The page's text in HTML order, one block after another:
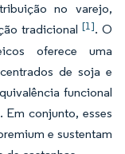
no varejo,
tradicional[1]. O
oferece uma
de soja e
funcional
Em conjunto, esses
e sustentam